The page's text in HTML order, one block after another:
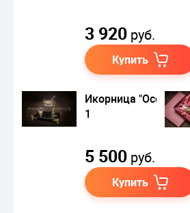
3 920 руб.
Купить
Икорница "Осетр" №
1
5 500 руб.
Купить